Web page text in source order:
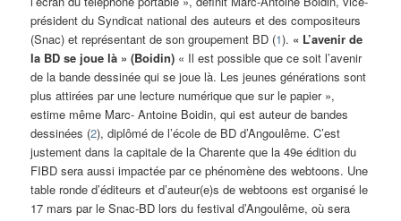
président du Syndicat national des auteurs et des compositeurs
(Snac) et représentant de son groupement BD (1). « L’avenir de
la BD se joue là » (Boidin) « Il est possible que ce soit l’avenir
de la bande dessinée qui se joue là. Les jeunes générations sont
plus attirées par une lecture numérique que sur le papier »,
estime même Marc- Antoine Boidin, qui est auteur de bandes
dessinées (2), diplômé de l’école de BD d’Angoulême. C’est
justement dans la capitale de la Charente que la 49e édition du
FIBD sera aussi impactée par ce phénomène des webtoons. Une
table ronde d’éditeurs et d’auteur(e)s de webtoons est organisé le
17 mars par le Snac-BD lors du festival d’Angoulême, où sera